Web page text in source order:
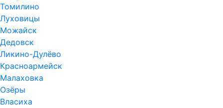
Томилино
Луховицы
Можайск
Дедовск
Ликино-Дулёво
Красноармейск
Малаховка
Озёры
Власиха